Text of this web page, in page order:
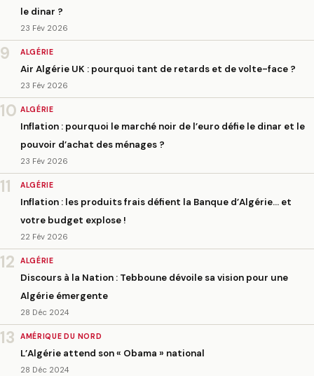
le dinar ?
23 Fév 2026
9 ALGÉRIE
Air Algérie UK : pourquoi tant de retards et de volte-face ?
23 Fév 2026
10 ALGÉRIE
Inflation : pourquoi le marché noir de l’euro défie le dinar et le
pouvoir d’achat des ménages ?
23 Fév 2026
11 ALGÉRIE
Inflation : les produits frais défient la Banque d’Algérie… et
votre budget explose !
22 Fév 2026
12 ALGÉRIE
Discours à la Nation : Tebboune dévoile sa vision pour une
Algérie émergente
28 Déc 2024
13 AMÉRIQUE DU NORD
L’Algérie attend son « Obama » national
28 Déc 2024